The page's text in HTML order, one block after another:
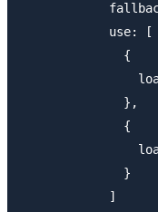
            use: [
              {
              },
              {
              }
            ]